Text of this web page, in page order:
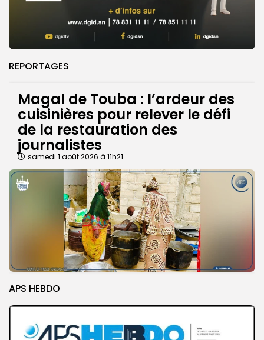
REPORTAGES
Magal de Touba : l’ardeur des
cuisinières pour relever le défi
de la restauration des
journalistes
samedi 1 août 2026 à 11h21
APS HEBDO